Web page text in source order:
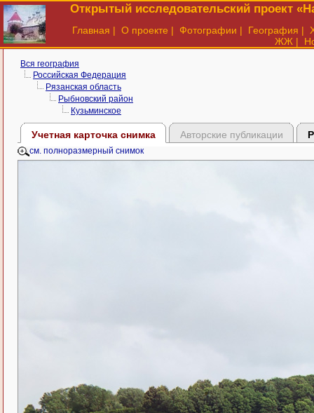
Открытый исследовательский проект
Главная | О проекте | Фотографии | География |
ЖЖ |
Вся география
Российская Федерация
Рязанская область
Рыбновский район
Кузьминское
Учетная карточка снимка Авторские публикации
см. полноразмерный снимок